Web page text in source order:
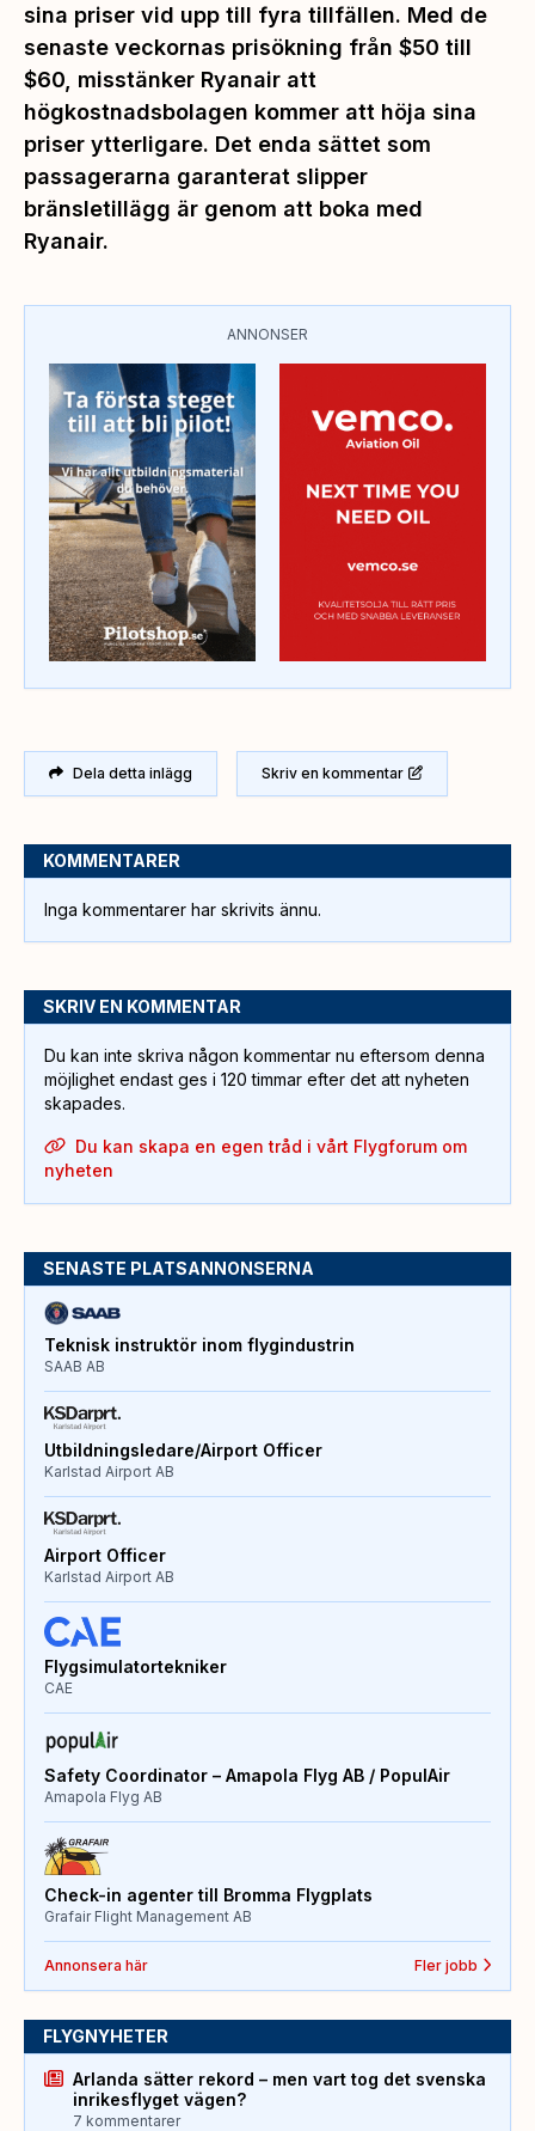
sina priser vid upp till fyra tillfällen. Med de
senaste veckornas prisökning från $50 till
$60, misstänker Ryanair att
högkostnadsbolagen kommer att höja sina
priser ytterligare. Det enda sättet som
passagerarna garanterat slipper
bränsletillägg är genom att boka med
Ryanair.
ANNONSER
Dela detta inlägg Skriv en kommentar
KOMMENTARER
Inga kommentarer har skrivits ännu.
SKRIV EN KOMMENTAR
Du kan inte skriva någon kommentar nu eftersom denna
möjlighet endast ges i 120 timmar efter det att nyheten
skapades.
Du kan skapa en egen tråd i vårt Flygforum om
nyheten
SENASTE PLATSANNONSERNA
Teknisk instruktör inom flygindustrin
SAAB AB
Utbildningsledare/Airport Officer
Karlstad Airport AB
Airport Officer
Karlstad Airport AB
Flygsimulatortekniker
CAE
Safety Coordinator – Amapola Flyg AB / PopulAir
Amapola Flyg AB
Check-in agenter till Bromma Flygplats
Grafair Flight Management AB
Annonsera här Fler jobb
FLYGNYHETER
Arlanda sätter rekord – men vart tog det svenska
inrikesflyget vägen?
7 kommentarer